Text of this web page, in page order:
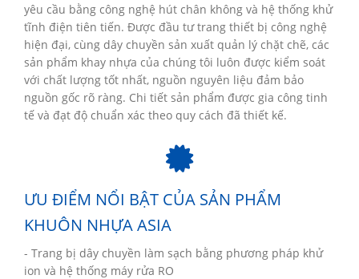
yêu cầu bằng công nghệ hút chân không và hệ thống khử
tĩnh điện tiên tiến. Được đầu tư trang thiết bị công nghệ
hiện đại, cùng dây chuyền sản xuất quản lý chặt chẽ, các
sản phẩm khay nhựa của chúng tôi luôn được kiểm soát
với chất lượng tốt nhất, nguồn nguyên liệu đảm bảo
nguồn gốc rõ ràng. Chi tiết sản phẩm được gia công tinh
tế và đạt độ chuẩn xác theo quy cách đã thiết kế.
ƯU ĐIỂM NỔI BẬT CỦA SẢN PHẨM
KHUÔN NHỰA ASIA
- Trang bị dây chuyền làm sạch bằng phương pháp khử
ion và hệ thống máy rửa RO